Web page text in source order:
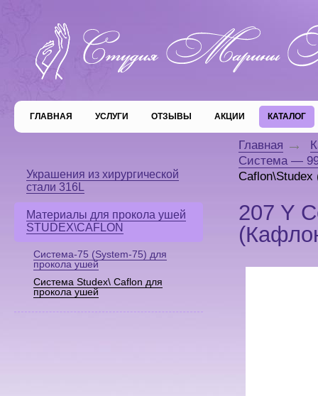
ГЛАВНАЯ УСЛУГИ ОТЗЫВЫ АКЦИИ КАТАЛОГ
Украшения из хирургической
стали 316L
Материалы для прокола ушей
STUDEX\CAFLON
Система-75 (System-75) для
прокола ушей
Система Studex\ Caflon для
прокола ушей
Главная
Система —
207 Y